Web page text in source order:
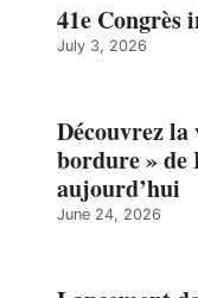
41e
July 3, 2026
Découvrez
bordure »
aujourd’hui
June 24, 2026